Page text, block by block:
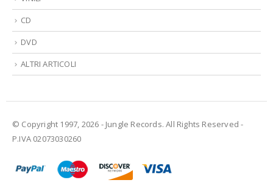
CD
DVD
ALTRI ARTICOLI
© Copyright 1997, 2026 - Jungle Records. All Rights Reserved -
P.IVA 02073030260